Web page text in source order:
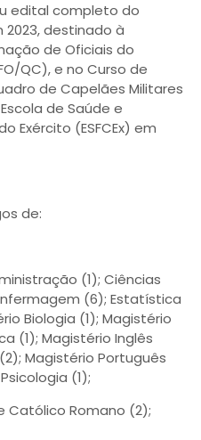
edital completo do
2023, destinado à
de Oficiais do
QC), e no Curso de
de Capelães Militares
de Saúde e
Exército (ESFCEx) em
de:
(1); Ciências
(6); Estatística
Biologia (1); Magistério
(1); Magistério Inglês
Magistério Português
(1);
Católico Romano (2);